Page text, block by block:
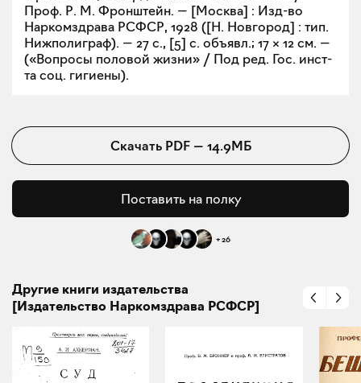
Проф. Р. М. Фронштейн. — [Москва] : Изд-во
Наркомздрава РСФСР, 1928 ([Н. Новгород] : тип.
Нижполиграф). — 27 с., [5] с. объявл.; 17 × 12 см. —
(«Вопросы половой жизни» / Под ред. Гос. инст-
та соц. гигиены).
Скачать PDF— 14.9МБ
Поставить на полку
+26
Другие книги издательства
[Издательство Наркомздрава РСФСР]